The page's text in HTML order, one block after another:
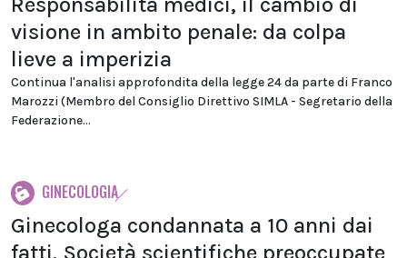
visione in ambito penale: da colpa
lieve a imperizia
Continua l'analisi approfondita della legge 24 da parte di Franco
Marozzi (Membro del Consiglio Direttivo SIMLA - Segretario della
Federazione...
GINECOLOGIA
Ginecologa condannata a 10 anni dai
fatti. Società scientifiche preoccupate